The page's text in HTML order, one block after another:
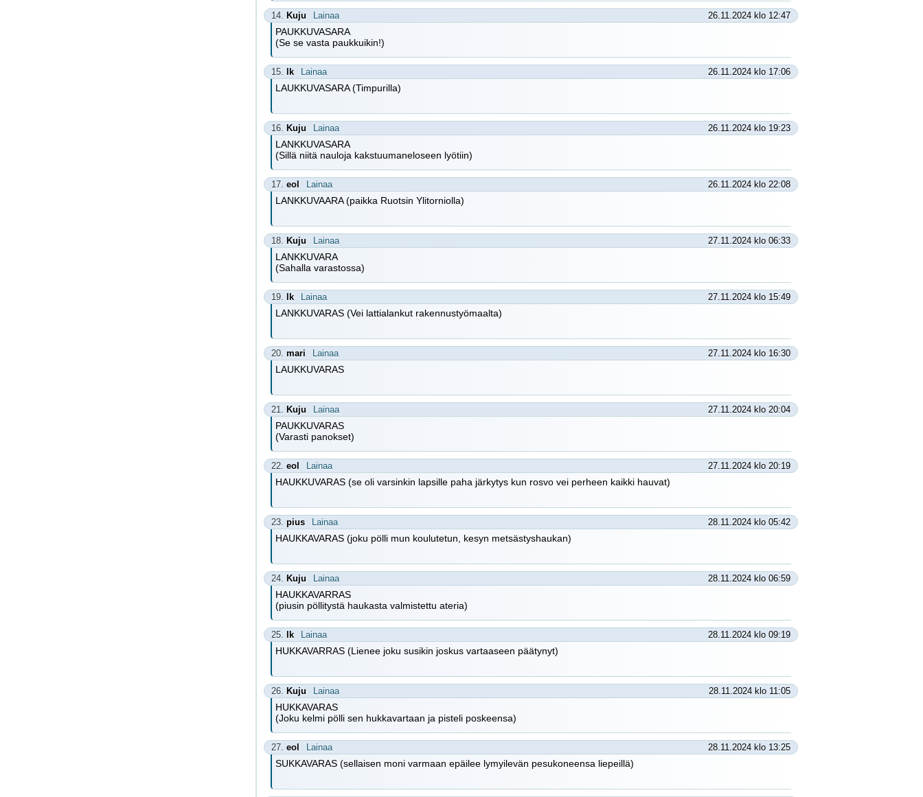
14. Kuju Lainaa 26.11.2024 klo 12:47
PAUKKUVASARA
(Se se vasta paukkuikin!)
15. lk Lainaa 26.11.2024 klo 17:06
LAUKKUVASARA (Timpurilla)
16. Kuju Lainaa 26.11.2024 klo 19:23
LANKKUVASARA
(Sillä niitä nauloja kakstuumaneloseen lyötiin)
17. eol Lainaa 26.11.2024 klo 22:08
LANKKUVAARA (paikka Ruotsin Ylitorniolla)
18. Kuju Lainaa 27.11.2024 klo 06:33
LANKKUVARA
(Sahalla varastossa)
19. lk Lainaa 27.11.2024 klo 15:49
LANKKUVARAS (Vei lattialankut rakennustyömaalta)
20. mari Lainaa 27.11.2024 klo 16:30
LAUKKUVARAS
21. Kuju Lainaa 27.11.2024 klo 20:04
PAUKKUVARAS
(Varasti panokset)
22. eol Lainaa 27.11.2024 klo 20:19
HAUKKUVARAS (se oli varsinkin lapsille paha järkytys kun rosvo vei perheen kaikki hauvat)
23. pius Lainaa 28.11.2024 klo 05:42
HAUKKAVARAS (joku pölli mun koulutetun, kesyn metsästyshaukan)
24. Kuju Lainaa 28.11.2024 klo 06:59
HAUKKAVARRAS
(piusin pöllitystä haukasta valmistettu ateria)
25. lk Lainaa 28.11.2024 klo 09:19
HUKKAVARRAS (Lienee joku susikin joskus vartaaseen päätynyt)
26. Kuju Lainaa 28.11.2024 klo 11:05
HUKKAVARAS
(Joku kelmi pölli sen hukkavartaan ja pisteli poskeensa)
27. eol Lainaa 28.11.2024 klo 13:25
SUKKAVARAS (sellaisen moni varmaan epäilee lymyilevän pesukoneensa liepeillä)